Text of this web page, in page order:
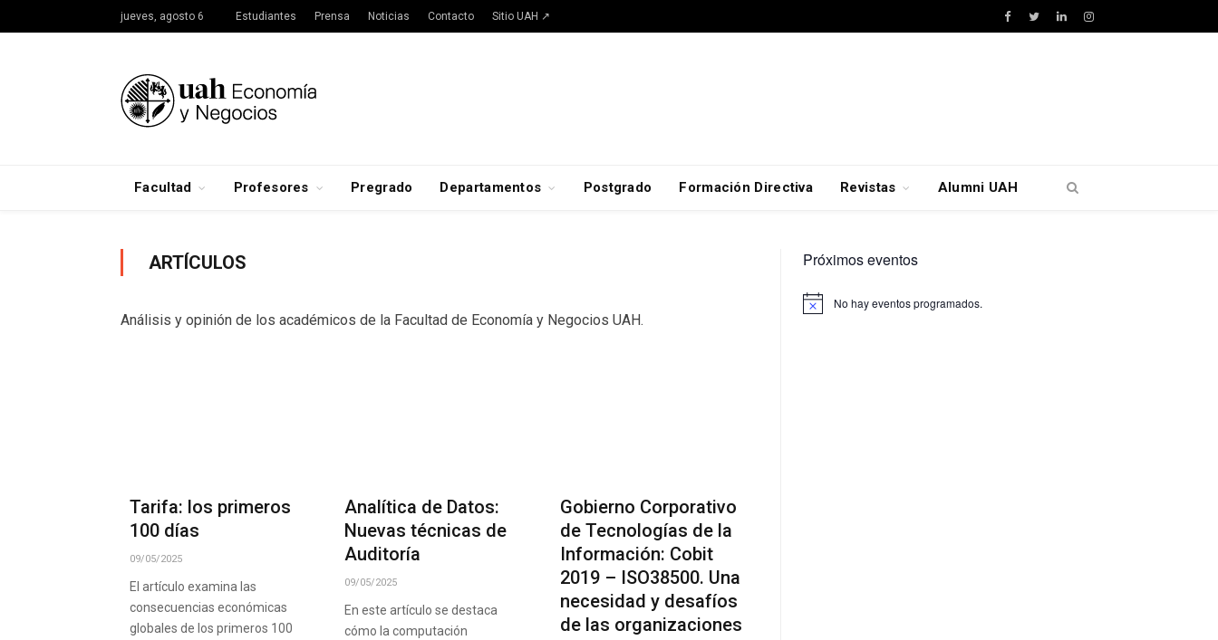
jueves, agosto 6 Estudiantes Prensa Noticias Contacto Sitio UAH ↗ Facebook
TwitterLinkedInInstagram
Facultad Profesores Pregrado Departamentos Postgrado Formación Directiva Revistas Alumni UAH
ARTÍCULOS
Análisis y opinión de los académicos de la Facultad de Economía y Negocios UAH.
Tarifa: los primeros
100 días
09/05/2025
El artículo examina las
consecuencias económicas
globales de los primeros 100
Analítica de Datos:
Nuevas técnicas de
Auditoría
09/05/2025
En este artículo se destaca
cómo la computación
Gobierno Corporativo
de Tecnologías de la
Información: Cobit
2019 – ISO38500. Una
necesidad y desafíos
de las organizaciones
Próximos eventos
Aviso No hay eventos programados.